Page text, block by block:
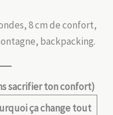
8 cm de confort,
backpacking.
sacrifier ton confort)
ça change tout